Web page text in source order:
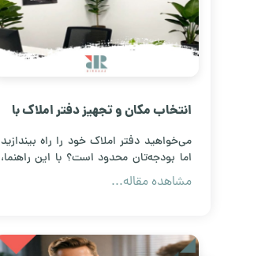
انتخاب مکان و تجهیز دفتر املاک با
بودجه بهینه
می‌خواهید دفتر املاک خود را راه بیندازید
اما بودجه‌تان محدود است؟ با این راهنما،
بهترین استراتژی‌ها برای انتخاب مکان
مشاهده مقاله...